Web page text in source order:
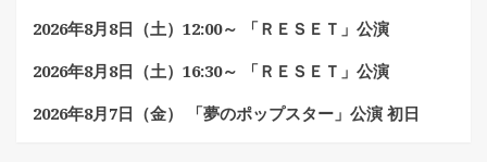
2026年8月8日（土）12:00～ 「ＲＥＳＥＴ」公演
2026年8月8日（土）16:30～ 「ＲＥＳＥＴ」公演
2026年8月7日（金） 「夢のポップスター」公演 初日